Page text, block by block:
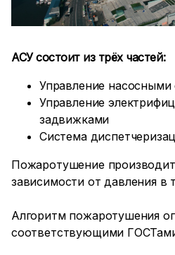
АСУ состоит из трёх частей:
Управление насосными
Управление
задвижками
Система
Пожаротушение
зависимости от давления в
Алгоритм пожаротушения
соответствующими